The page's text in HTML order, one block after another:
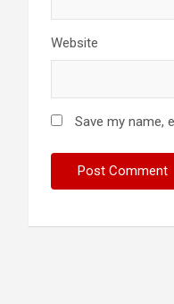
Website
Save my name,